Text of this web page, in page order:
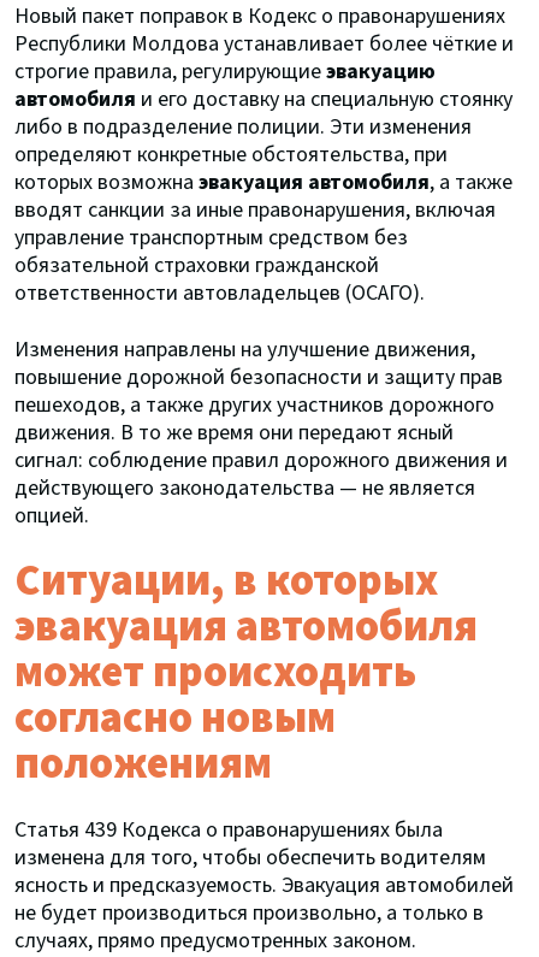
Новый пакет поправок в Кодекс о правонарушениях
Республики Молдова устанавливает более чёткие и
строгие правила, регулирующиеэвакуацию
автомобиля и его доставку на специальную стоянку
либо в подразделение полиции. Эти изменения
определяют конкретные обстоятельства, при
которых возможна эвакуация автомобиля, а также
вводят санкции за иные правонарушения, включая
управление транспортным средством без
обязательной страховки гражданской
ответственности автовладельцев (ОСАГО).
Изменения направлены на улучшение движения,
повышение дорожной безопасности и защиту прав
пешеходов, а также других участников дорожного
движения. В то же время они передают ясный
сигнал: соблюдение правил дорожного движения и
действующего законодательства — не является
опцией.
Ситуации, в которых
эвакуация автомобиля
может происходить
согласно новым
положениям
Статья 439 Кодекса о правонарушениях была
изменена для того, чтобы обеспечить водителям
ясность и предсказуемость. Эвакуация автомобилей
не будет производиться произвольно, а только в
случаях, прямо предусмотренных законом.